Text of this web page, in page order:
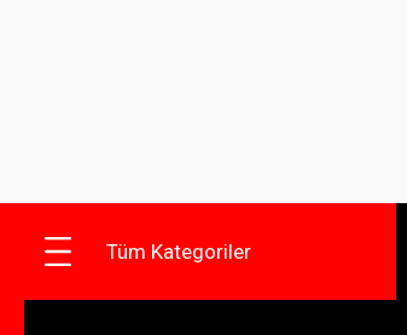
Tüm Kategoriler